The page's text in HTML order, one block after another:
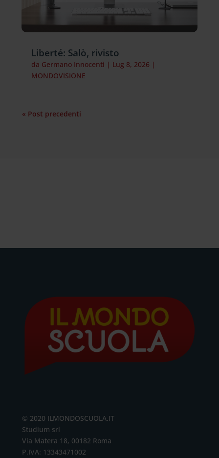
Liberté: Salò, rivisto
da Germano Innocenti | Lug 8, 2026 |
MONDOVISIONE
« Post precedenti
© 2020 ILMONDOSCUOLA.IT
Studium srl
Via Matera 18, 00182 Roma
P.IVA: 13343471002